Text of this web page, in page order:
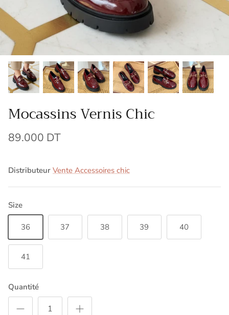
Mocassins Vernis Chic
89.000 DT
Distributeur Vente Accessoires chic
Size
36 37 38 39 40
41
Quantité